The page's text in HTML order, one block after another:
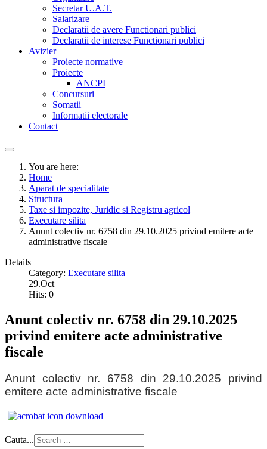
Secretar U.A.T.
Salarizare
Declaratii de avere Functionari publici
Declaratii de interese Functionari publici
Avizier
Proiecte normative
Proiecte
ANCPI
Concursuri
Somatii
Informatii electorale
Contact
You are here:
Home
Aparat de specialitate
Structura
Taxe si impozite, Juridic si Registru agricol
Executare silita
Anunt colectiv nr. 6758 din 29.10.2025 privind emitere acte
administrative fiscale
Details
Category: Executare silita
29.Oct
Hits: 0
Anunt colectiv nr. 6758 din 29.10.2025
privind emitere acte administrative
fiscale
Anunt colectiv nr. 6758 din 29.10.2025 privind
emitere acte administrative fiscale
Cauta...